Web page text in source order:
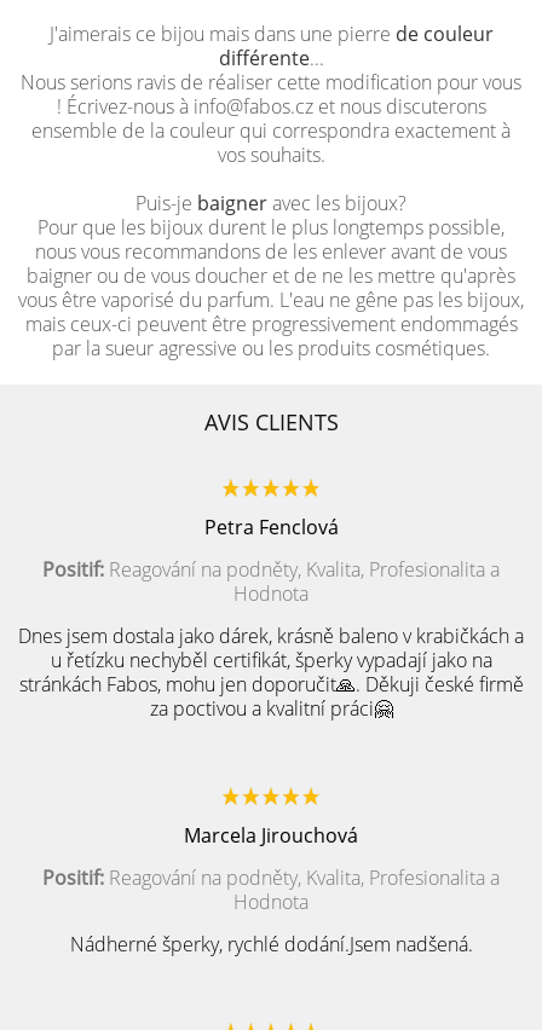
J'aimerais ce bijou mais dans une pierre de couleur
différente...
Nous serions ravis de réaliser cette modification pour vous
! Écrivez-nous à info@fabos.cz et nous discuterons
ensemble de la couleur qui correspondra exactement à
vos souhaits.
Puis-je baigneravec les bijoux?
Pour que les bijoux durent le plus longtemps possible,
nous vous recommandons de les enlever avant de vous
baigner ou de vous doucher et de ne les mettre qu'après
vous être vaporisé du parfum. L'eau ne gêne pas les bijoux,
mais ceux-ci peuvent être progressivement endommagés
par la sueur agressive ou les produits cosmétiques.
AVIS CLIENTS
Petra Fenclová
Positif: Reagování na podněty, Kvalita, Profesionalita a
Hodnota
Dnes jsem dostala jako dárek, krásně baleno v krabičkách a
u řetízku nechyběl certifikát, šperky vypadají jako na
stránkách Fabos, mohu jen doporučit🙏. Děkuji české firmě
za poctivou a kvalitní práci🤗
Marcela Jirouchová
Positif: Reagování na podněty, Kvalita, Profesionalita a
Hodnota
Nádherné šperky, rychlé dodání.Jsem nadšená.